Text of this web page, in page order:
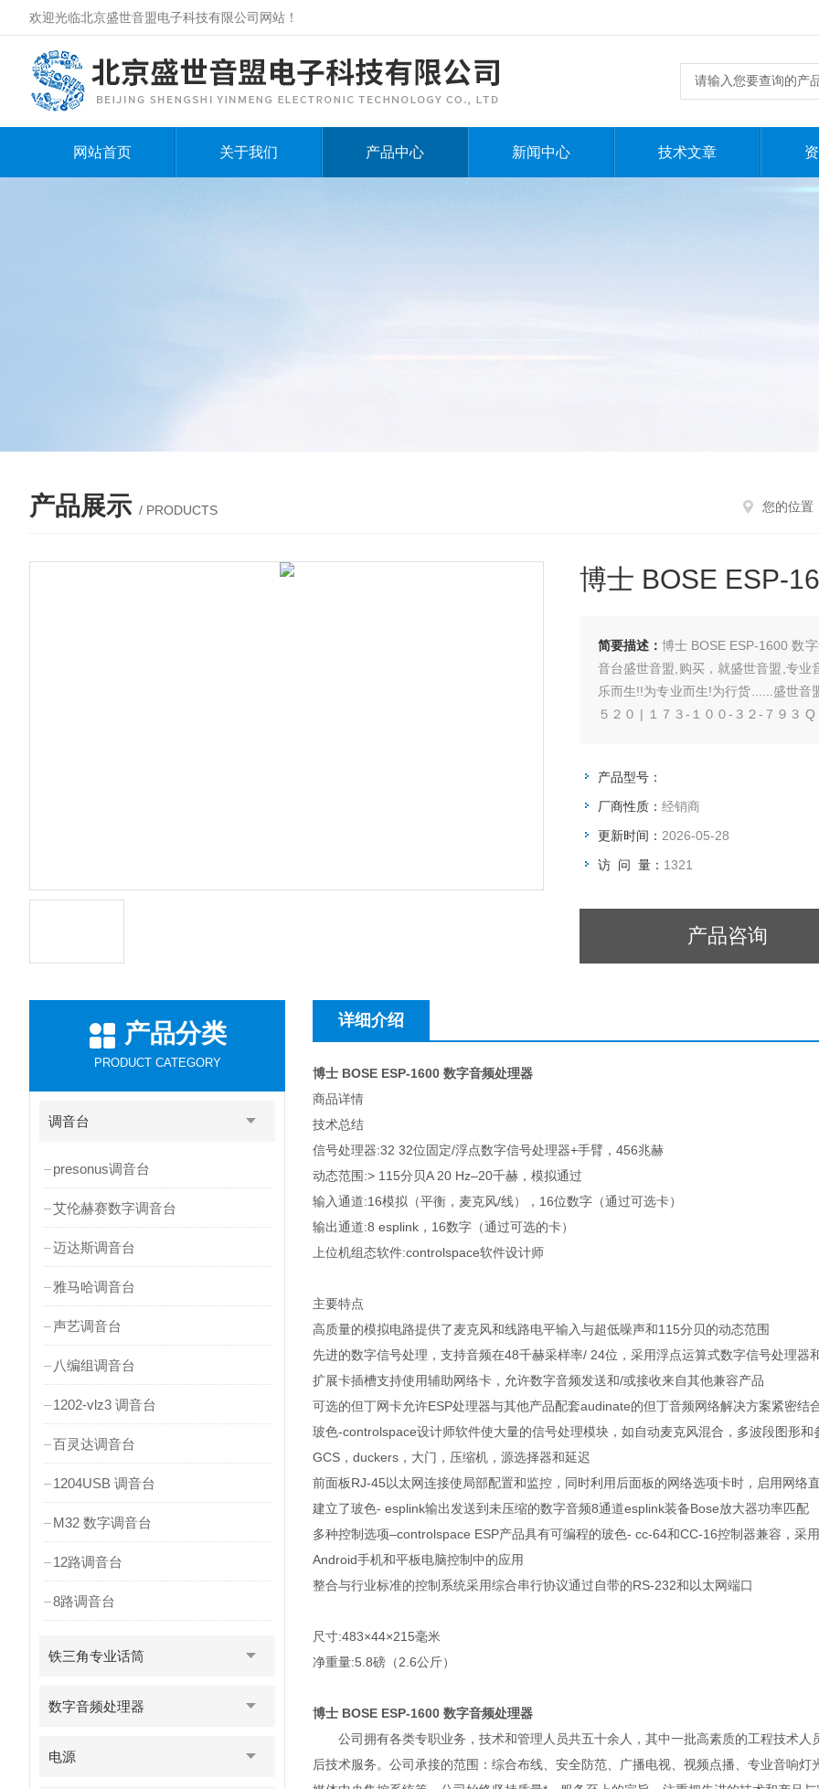
欢迎光临北京盛世音盟电子科技有限公司网站！
网站首页 关于我们 产品中心 新闻中心 技术文章
产品展示 / PRODUCTS 您的位置
博士 BOSE ESP-
简要描述： 博士 BOSE ESP-1600 数
音台盛世音盟,购买，就盛世音盟,专
乐而生!!为专业而生!为行货......盛世
５２０ | １７３-１００-３２-７９３
产品型号：
厂商性质： 经销商
更新时间： 2026-05-28
访 问 量： 1321
产品咨询
产品分类
PRODUCT CATEGORY
调音台
presonus调音台
艾伦赫赛数字调音台
迈达斯调音台
雅马哈调音台
声艺调音台
八编组调音台
1202-vlz3 调音台
百灵达调音台
1204USB 调音台
M32 数字调音台
12路调音台
8路调音台
铁三角专业话筒
数字音频处理器
电源
详细介绍
博士 BOSE ESP-1600 数字音频处理器
商品详情
技术总结
信号处理器:32 32位固定/浮点数字信号处理器+手臂，456兆赫
动态范围:> 115分贝A 20 Hz–20千赫，模拟通过
输入通道:16模拟（平衡，麦克风/线），16位数字（通过可选卡）
输出通道:8 esplink，16数字（通过可选的卡）
上位机组态软件:controlspace软件设计师
主要特点
高质量的模拟电路提供了麦克风和线路电平输入与超低噪声和115分贝的动态范围
先进的数字信号处理，支持音频在48千赫采样率/ 24位，采用浮点运算式数字信号处理器
扩展卡插槽支持使用辅助网络卡，允许数字音频发送和/或接收来自其他兼容产品
可选的但丁网卡允许ESP处理器与其他产品配套audinate的但丁音频网络解决方案紧密结
玻色-controlspace设计师软件使大量的信号处理模块，如自动麦克风混合，多波段图形
GCS，duckers，大门，压缩机，源选择器和延迟
前面板RJ-45以太网连接使局部配置和监控，同时利用后面板的网络选项卡时，启用网络
建立了玻色- esplink输出发送到未压缩的数字音频8通道esplink装备Bose放大器功率匹配
多种控制选项–controlspace ESP产品具有可编程的玻色- cc-64和CC-16控制器兼容，采
Android手机和平板电脑控制中的应用
整合与行业标准的控制系统采用综合串行协议通过自带的RS-232和以太网端口
尺寸:483×44×215毫米
净重量:5.8磅（2.6公斤）
博士 BOSE ESP-1600 数字音频处理器
公司拥有各类专职业务，技术和管理人员共五十余人，其中一批高素质的工程技术人
后技术服务。公司承接的范围：综合布线、安全防范、广播电视、视频点播、专业音响